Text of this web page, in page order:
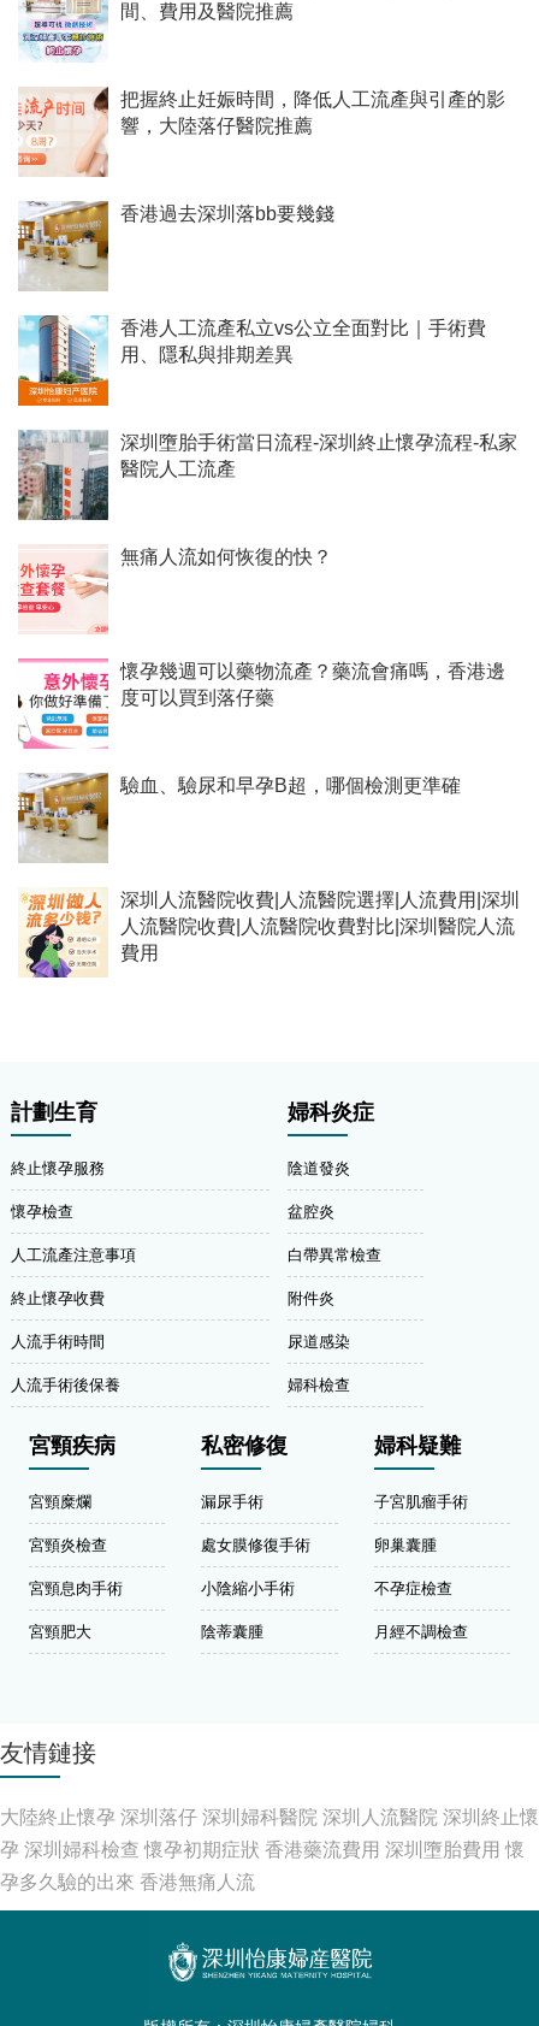
間、費用及醫院推薦
把握終止妊娠時間，降低人工流產與引產的影
響，大陸落仔醫院推薦
香港過去深圳落bb要幾錢
香港人工流產私立vs公立全面對比｜手術費
用、隱私與排期差異
深圳墮胎手術當日流程-深圳終止懷孕流程-私家
醫院人工流產
無痛人流如何恢復的快？
懷孕幾週可以藥物流產？藥流會痛嗎，香港邊
度可以買到落仔藥
驗血、驗尿和早孕B超，哪個檢測更準確
深圳人流醫院收費|人流醫院選擇|人流費用|深圳
人流醫院收費|人流醫院收費對比|深圳醫院人流
費用
計劃生育
終止懷孕服務
懷孕檢查
人工流產注意事項
終止懷孕收費
人流手術時間
人流手術後保養
婦科炎症
陰道發炎
盆腔炎
白帶異常檢查
附件炎
尿道感染
婦科檢查
宮頸疾病
宮頸糜爛
宮頸炎檢查
宮頸息肉手術
宮頸肥大
私密修復
漏尿手術
處女膜修復手術
小陰縮小手術
陰蒂囊腫
婦科疑難
子宮肌瘤手術
卵巢囊腫
不孕症檢查
月經不調檢查
友情鏈接
大陸終止懷孕 深圳落仔深圳婦科醫院深圳人流醫院深圳終止懷
孕 深圳婦科檢查 懷孕初期症狀 香港藥流費用 深圳墮胎費用 懷
孕多久驗的出來 香港無痛人流